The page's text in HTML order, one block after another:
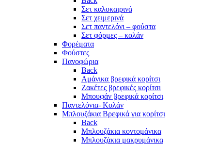
Σετ καλοκαιρινά
Σετ χειμερινά
Σετ παντελόνι – φούστα
Σετ φόρμες – κολάν
Φορέματα
Φούστες
Πανοφώρια
Back
Αμάνικα βρεφικά κορίτσι
Ζακέτες βρεφικές κορίτσι
Μπουφάν βρεφικά κορίτσι
Παντελόνια- Κολάν
Μπλουζάκια Βρεφικά για κορίτσι
Back
Μπλουζάκια κοντομάνικα
Μπλουζάκια μακρυμάνικα